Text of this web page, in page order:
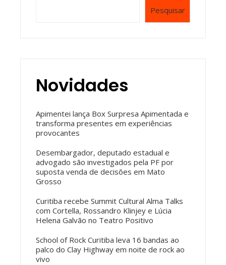
Pesquisar
Novidades
Apimentei lança Box Surpresa Apimentada e
transforma presentes em experiências
provocantes
Desembargador, deputado estadual e
advogado são investigados pela PF por
suposta venda de decisões em Mato
Grosso
Curitiba recebe Summit Cultural Alma Talks
com Cortella, Rossandro Klinjey e Lúcia
Helena Galvão no Teatro Positivo
School of Rock Curitiba leva 16 bandas ao
palco do Clay Highway em noite de rock ao
vivo